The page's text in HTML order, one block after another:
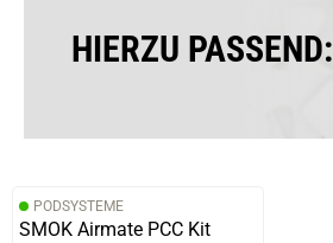
HIERZU PASSEND:
PODSYSTEME
SMOK Airmate PCC Kit